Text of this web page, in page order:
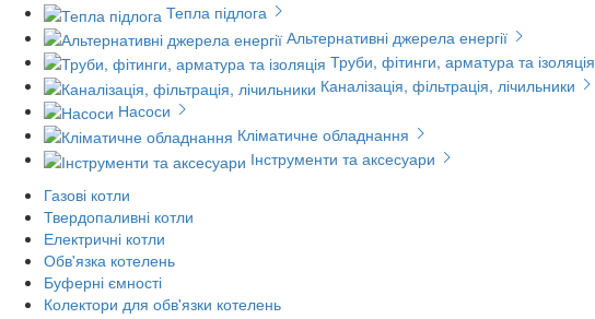
Тепла підлога
Альтернативні джерела енергії
Труби, фітинги, арматура та ізоляція
Каналізація, фільтрація, лічильники
Насоси
Кліматичне обладнання
Інструменти та аксесуари
Газові котли
Твердопаливні котли
Електричні котли
Обв'язка котелень
Буферні ємності
Колектори для обв'язки котелень